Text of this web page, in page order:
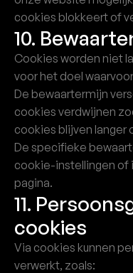
cookies blokkeert of
10.
Cookies worden niet
voor het doel
De bewaartermijn
cookies verdwijnen
cookies blijven langer
De specifieke
cookie-instellingen of
pagina.
11.
cookies
Via cookies kunnen
verwerkt, zoals: